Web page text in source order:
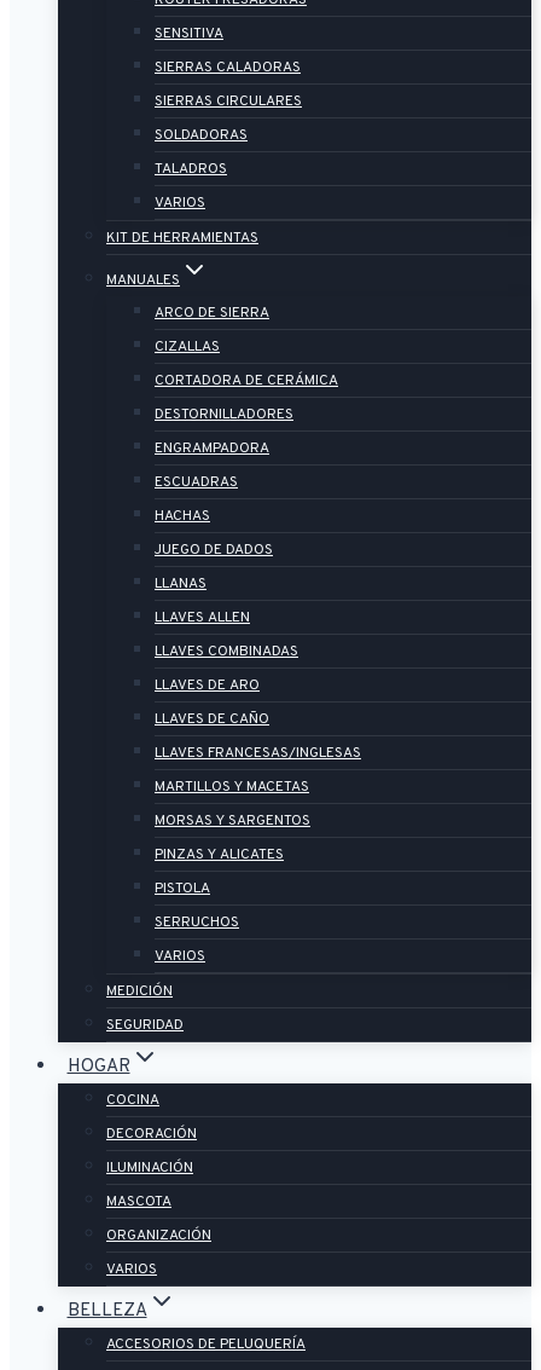
SENSITIVA
SIERRAS CALADORAS
SIERRAS CIRCULARES
SOLDADORAS
TALADROS
VARIOS
KIT DE HERRAMIENTAS
MANUALES
ARCO DE SIERRA
CIZALLAS
CORTADORA DE CERÁMICA
DESTORNILLADORES
ENGRAMPADORA
ESCUADRAS
HACHAS
JUEGO DE DADOS
LLANAS
LLAVES ALLEN
LLAVES COMBINADAS
LLAVES DE ARO
LLAVES DE CAÑO
LLAVES FRANCESAS/INGLESAS
MARTILLOS Y MACETAS
MORSAS Y SARGENTOS
PINZAS Y ALICATES
PISTOLA
SERRUCHOS
VARIOS
MEDICIÓN
SEGURIDAD
HOGAR
COCINA
DECORACIÓN
ILUMINACIÓN
MASCOTA
ORGANIZACIÓN
VARIOS
BELLEZA
ACCESORIOS DE PELUQUERÍA